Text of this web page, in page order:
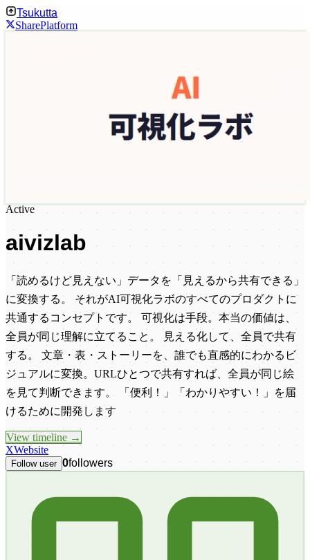
Tsukutta
SharePlatform
Active
aivizlab
「読めるけど見えない」データを「見えるから共有できる」
に変換する。 それがAI可視化ラボのすべてのプロダクトに
共通するコンセプトです。 可視化は手段。本当の価値は、
全員が同じ理解に立てること。 見える化して、全員で共有
する。 文章・表・ストーリーを、誰でも直感的にわかるビ
ジュアルに変換。URLひとつで共有すれば、全員が同じ絵
を見て判断できます。 「便利！」「わかりやすい！」を届
けるために開発します
View timeline →
XWebsite
Follow user 0followers